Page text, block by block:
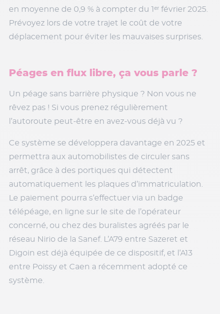
en moyenne de 0,9 % à compter du 1ᵉʳ février 2025.
Prévoyez lors de votre trajet le coût de votre
déplacement pour éviter les mauvaises surprises.
Péages en flux libre, ça vous parle ?
Un péage sans barrière physique ? Non vous ne
rêvez pas ! Si vous prenez régulièrement
l’autoroute peut-être en avez-vous déjà vu ?
Ce système se développera davantage en 2025 et
permettra aux automobilistes de circuler sans
arrêt, grâce à des portiques qui détectent
automatiquement les plaques d’immatriculation.
Le paiement pourra s’effectuer via un badge
télépéage, en ligne sur le site de l’opérateur
concerné, ou chez des buralistes agréés par le
réseau Nirio de la Sanef. L’A79 entre Sazeret et
Digoin est déjà équipée de ce dispositif, et l’A13
entre Poissy et Caen a récemment adopté ce
système.